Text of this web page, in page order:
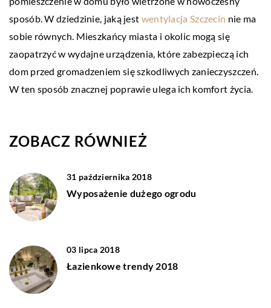
sposób. W dziedzinie, jaką jest wentylacja Szczecin nie ma
sobie równych. Mieszkańcy miasta i okolic mogą się
zaopatrzyć w wydajne urządzenia, które zabezpieczą ich
dom przed gromadzeniem się szkodliwych zanieczyszczeń.
W ten sposób znacznej poprawie ulega ich komfort życia.
ZOBACZ RÓWNIEŻ
31 października 2018
Wyposażenie dużego ogrodu
03 lipca 2018
Łazienkowe trendy 2018